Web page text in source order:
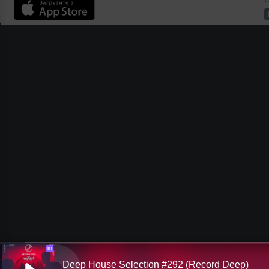
Ш
Deep House Selection #292 (Record Deep)